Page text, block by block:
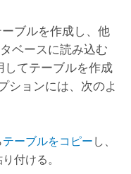
ブルを作成し、他
ベースに読み込む
してテーブルを作成
ションには、次のよ
テーブルをコピー し、
付ける。